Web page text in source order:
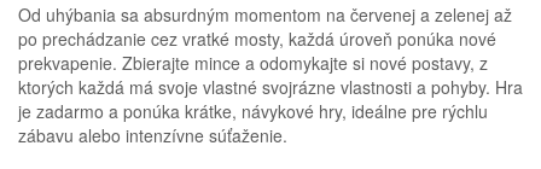
Od uhýbania sa absurdným momentom na červenej a zelenej až
po prechádzanie cez vratké mosty, každá úroveň ponúka nové
prekvapenie. Zbierajte mince a odomykajte si nové postavy, z
ktorých každá má svoje vlastné svojrázne vlastnosti a pohyby. Hra
je zadarmo a ponúka krátke, návykové hry, ideálne pre rýchlu
zábavu alebo intenzívne súťaženie.